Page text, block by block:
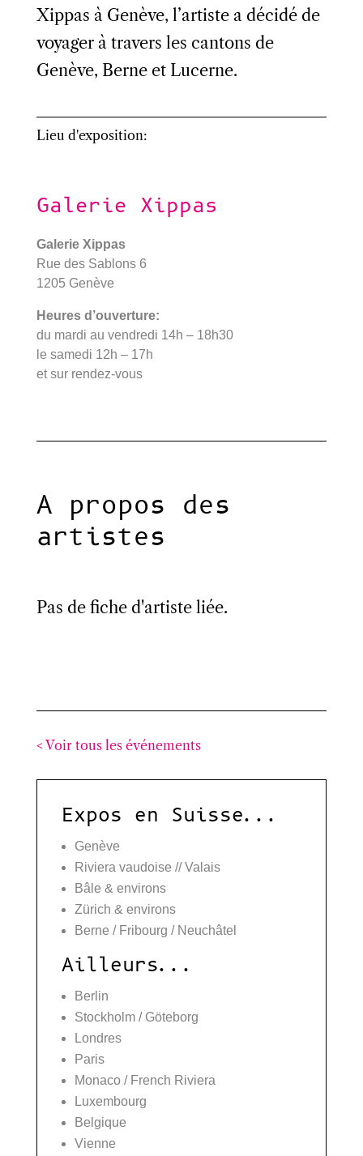
Xippas à Genève, l’artiste a décidé de
voyager à travers les cantons de
Genève, Berne et Lucerne.
Lieu d'exposition:
Galerie Xippas
Galerie Xippas
Rue des Sablons 6
1205 Genève
Heures d’ouverture:
du mardi au vendredi 14h – 18h30
le samedi 12h – 17h
et sur rendez-vous
A propos des
artistes
Pas de fiche d'artiste liée.
< Voir tous les événements
Expos en Suisse...
Genève
Riviera vaudoise // Valais
Bâle & environs
Zürich & environs
Berne / Fribourg / Neuchâtel
Ailleurs...
Berlin
Stockholm / Göteborg
Londres
Paris
Monaco / French Riviera
Luxembourg
Belgique
Vienne